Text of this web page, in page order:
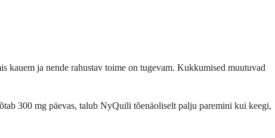
kauem ja nende rahustav toime on tugevam. Kukkumised muutuvad
300 mg päevas, talub NyQuili tõenäoliselt palju paremini kui keegi,